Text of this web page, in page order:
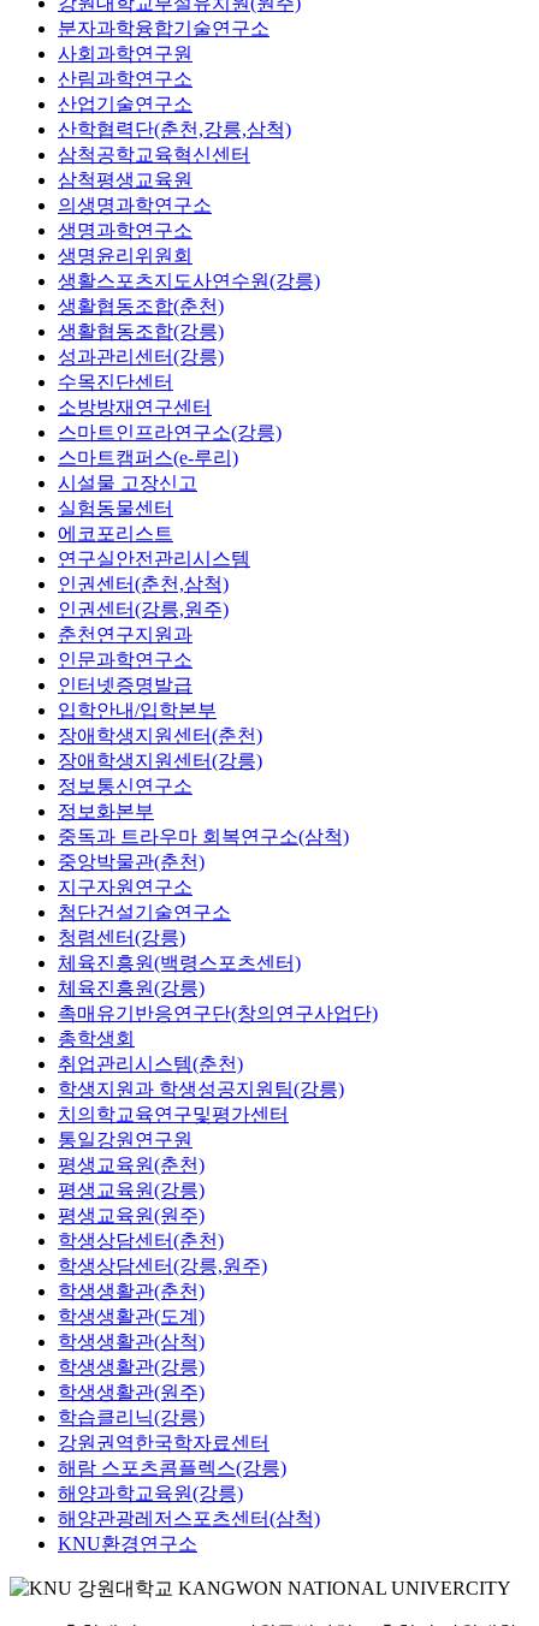
분자과학융합기술연구소
사회과학연구원
산림과학연구소
산업기술연구소
산학협력단(춘천,강릉,삼척)
삼척공학교육혁신센터
삼척평생교육원
의생명과학연구소
생명과학연구소
생명윤리위원회
생활스포츠지도사연수원(강릉)
생활협동조합(춘천)
생활협동조합(강릉)
성과관리센터(강릉)
수목진단센터
소방방재연구센터
스마트인프라연구소(강릉)
스마트캠퍼스(e-루리)
시설물 고장신고
실험동물센터
에코포리스트
연구실안전관리시스템
인권센터(춘천,삼척)
인권센터(강릉,원주)
춘천연구지원과
인문과학연구소
인터넷증명발급
입학안내/입학본부
장애학생지원센터(춘천)
장애학생지원센터(강릉)
정보통신연구소
정보화본부
중독과 트라우마 회복연구소(삼척)
중앙박물관(춘천)
지구자원연구소
첨단건설기술연구소
청렴센터(강릉)
체육진흥원(백령스포츠센터)
체육진흥원(강릉)
촉매유기반응연구단(창의연구사업단)
총학생회
취업관리시스템(춘천)
학생지원과 학생성공지원팀(강릉)
치의학교육연구및평가센터
통일강원연구원
평생교육원(춘천)
평생교육원(강릉)
평생교육원(원주)
학생상담센터(춘천)
학생상담센터(강릉,원주)
학생생활관(춘천)
학생생활관(도계)
학생생활관(삼척)
학생생활관(강릉)
학생생활관(원주)
학습클리닉(강릉)
강원권역한국학자료센터
해람 스포츠콤플렉스(강릉)
해양과학교육원(강릉)
해양관광레저스포츠센터(삼척)
KNU환경연구소